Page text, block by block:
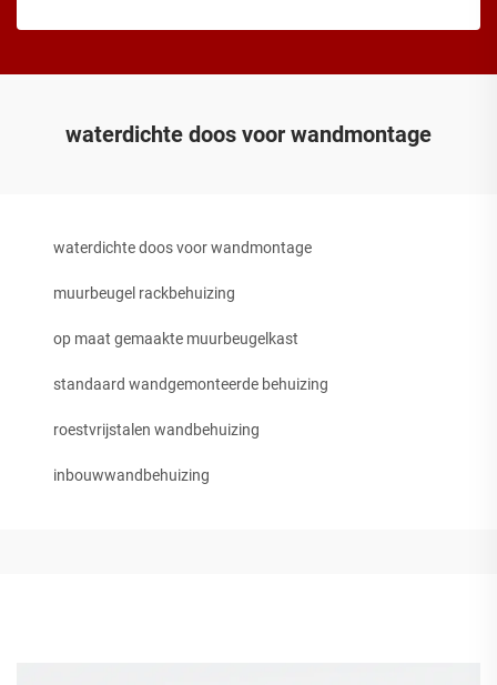
waterdichte doos voor wandmontage
waterdichte doos voor wandmontage
muurbeugel rackbehuizing
op maat gemaakte muurbeugelkast
standaard wandgemonteerde behuizing
roestvrijstalen wandbehuizing
inbouwwandbehuizing